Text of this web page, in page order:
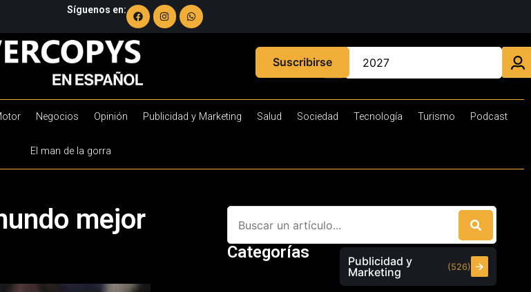
Síguenos en:
Suscribirse
Negocios Opinión Publicidad y Marketing Salud Sociedad Tecnología Turismo Podcast
El man de la gorra
mejor
Categorías
Publicidad y
Marketing
(526)